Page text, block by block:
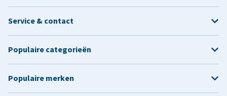
Service & contact
Populaire categorieën
Populaire merken